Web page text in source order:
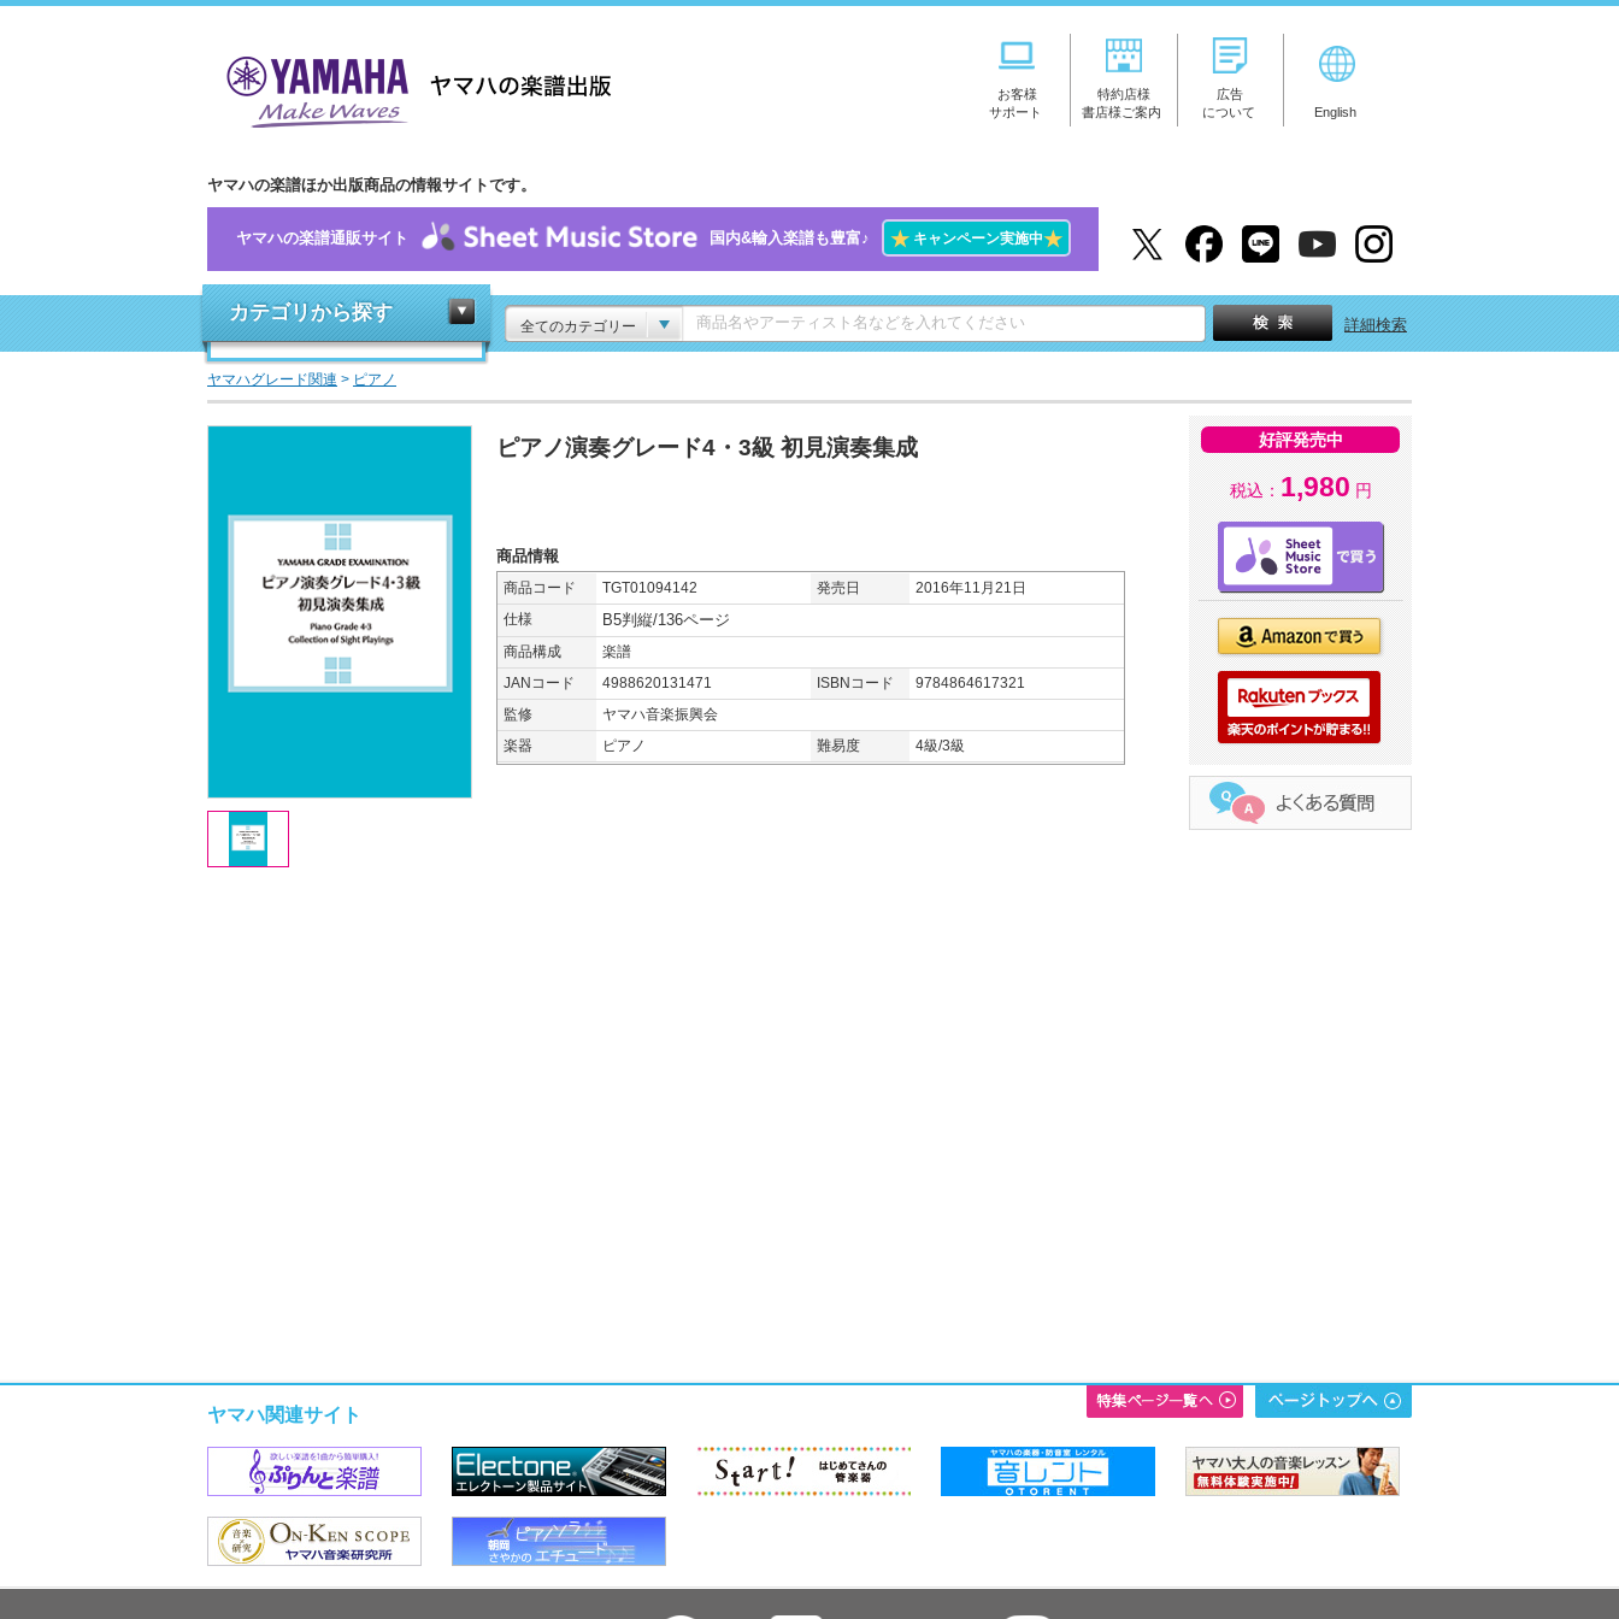
お客様
サポート
特約店様
書店様ご案内
広告
について
English
ヤマハの楽譜ほか出版商品の情報サイトです。
ヤマハの楽譜通販サイト 国内&輸入楽譜も豊富♪ ★キャンペーン実施中★
カテゴリから探す
全てのカテゴリー 詳細検索
ヤマハグレード関連 > ピアノ
ピアノ演奏グレード4・3級 初見演奏集成
商品情報
商品コード TGT01094142 発売日
2016年11月21日
仕様
B5判縦/136ページ
商品構成
楽譜
JANコード
4988620131471 ISBNコード
9784864617321
監修
ヤマハ音楽振興会
楽器
ピアノ 難易度 4級/3級
好評発売中
税込： 1,980 円
ヤマハ関連サイト